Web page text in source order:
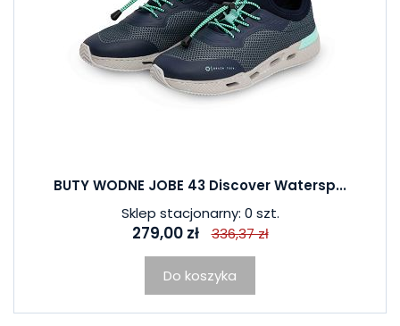
BUTY WODNE JOBE 43 Discover Watersp...
Sklep stacjonarny: 0 szt.
279,00 zł 336,37 zł
Do koszyka